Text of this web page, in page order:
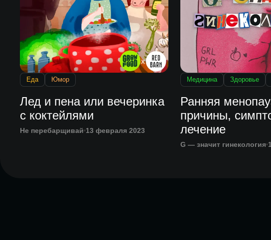
Еда Юмор
Лед и пена или вечеринка
с коктейлями
Не перебарщивай 13 февраля 2023
Медицина Здоровье
Ранняя
причины,
лечение
G — значит гинекология